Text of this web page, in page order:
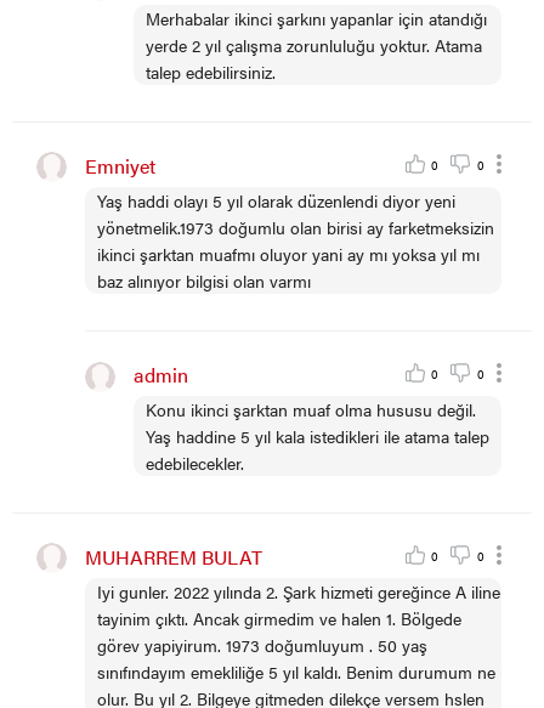
Merhabalar ikinci şarkını yapanlar için atandığı
yerde 2 yıl çalışma zorunluluğu yoktur. Atama
talep edebilirsiniz.
Emniyet 0 0
Yaş haddi olayı 5 yıl olarak düzenlendi diyor yeni
yönetmelik.1973 doğumlu olan birisi ay farketmeksizin
ikinci şarktan muafmı oluyor yani ay mı yoksa yıl mı
baz alınıyor bilgisi olan varmı
admin 0 0
Konu ikinci şarktan muaf olma hususu değil.
Yaş haddine 5 yıl kala istedikleri ile atama talep
edebilecekler.
MUHARREM BULAT 0 0
Iyi gunler. 2022 yılında 2. Şark hizmeti gereğince A iline
tayinim çıktı. Ancak girmedim ve halen 1. Bölgede
görev yapiyirum. 1973 doğumluyum . 50 yaş
sınıfındayım emekliliğe 5 yıl kaldı. Benim durumum ne
olur. Bu yıl 2. Bilgeye gitmeden dilekçe versem hslen